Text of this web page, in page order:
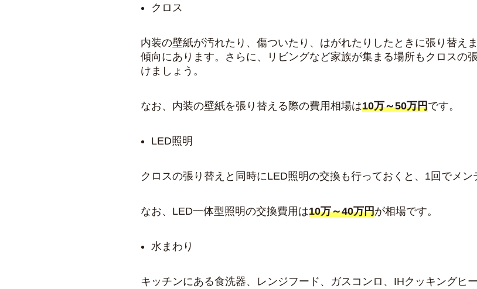
クロス
内装の壁紙が汚れたり、傷ついたり、はがれたりしたときに張り替え
傾向にあります。さらに、リビングなど家族が集まる場所もクロスの
けましょう。
なお、内装の壁紙を張り替える際の費用相場は10万～50万円です。
LED照明
クロスの張り替えと同時にLED照明の交換も行っておくと、1回でメン
なお、LED一体型照明の交換費用は10万～40万円が相場です。
水まわり
キッチンにある食洗器、 レンジフード 、 ガスコンロ 、 IHクッキングヒ